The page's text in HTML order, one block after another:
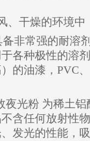
、干燥的环境中
备非常强的耐溶
各种极性的溶
的油漆， PVC、
夜光粉 为稀土铝
不含任何放射性
发光的性能，